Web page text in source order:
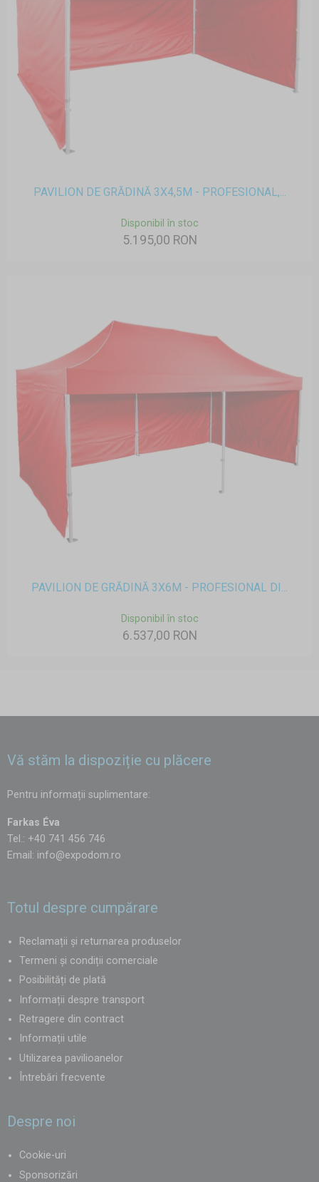
PAVILION DE GRĂDINĂ 3X4,5M - PROFESIONAL,...
Disponibil în stoc
5.195,00 RON
PAVILION DE GRĂDINĂ 3X6M - PROFESIONAL DI...
Disponibil în stoc
6.537,00 RON
Vă stăm la dispoziție cu plăcere
Pentru informații suplimentare:
Farkas Éva
Tel.: +40 741 456 746
Email: info@expodom.ro
Totul despre cumpărare
Reclamații și returnarea produselor
Termeni și condiții comerciale
Posibilități de plată
Informații despre transport
Retragere din contract
Informații utile
Utilizarea pavilioanelor
Întrebări frecvente
Despre noi
Cookie-uri
Sponsorizări